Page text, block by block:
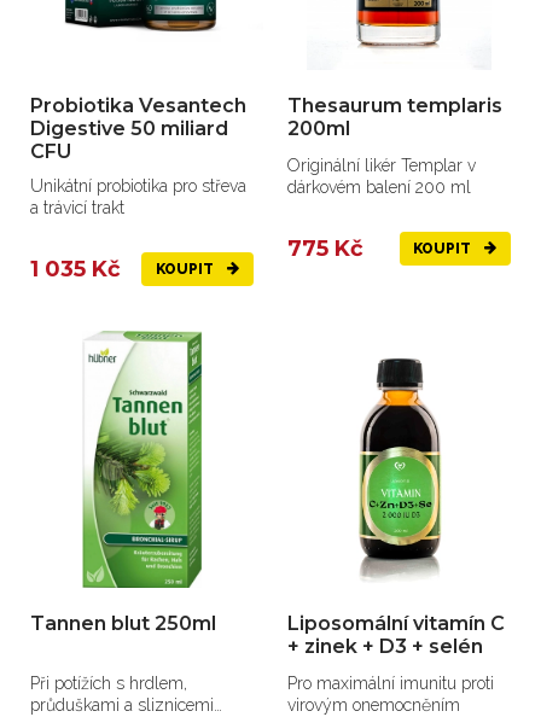
Probiotika Vesantech
Digestive 50 miliard
CFU
Unikátní probiotika pro střeva
a trávicí trakt
1 035 Kč KOUPIT
Thesaurum templaris
200ml
Originální likér Templar v
dárkovém balení 200 ml
775 Kč KOUPIT
Tannen blut 250ml
Při potížích s hrdlem,
průduškami a sliznicemi
Liposomální vitamín C
+ zinek + D3 + selén
Pro maximální imunitu proti
virovým onemocněním